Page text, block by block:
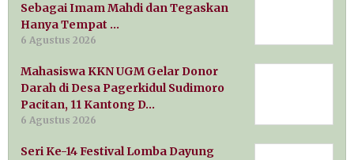
Sebagai Imam Mahdi dan Tegaskan
Hanya Tempat …
6 Agustus 2026
Mahasiswa KKN UGM Gelar Donor
Darah di Desa Pagerkidul Sudimoro
Pacitan, 11 Kantong D…
6 Agustus 2026
Seri Ke-14 Festival Lomba Dayung